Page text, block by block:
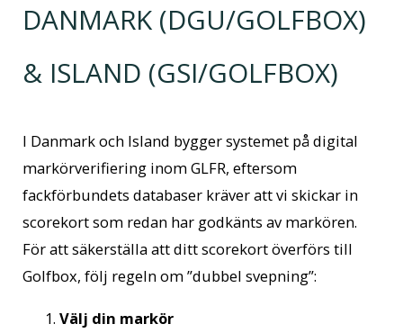
DANMARK (DGU/GOLFBOX)
& ISLAND (GSI/GOLFBOX)
I Danmark och Island bygger systemet på digital
markörverifiering inom GLFR, eftersom
fackförbundets databaser kräver att vi skickar in
scorekort som redan har godkänts av markören.
För att säkerställa att ditt scorekort överförs till
Golfbox, följ regeln om ”dubbel svepning”:
Välj din markör